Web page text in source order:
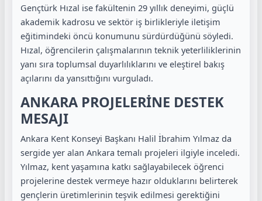
Gençtürk Hızal ise fakültenin 29 yıllık deneyimi, güçlü
akademik kadrosu ve sektör iş birlikleriyle iletişim
eğitimindeki öncü konumunu sürdürdüğünü söyledi.
Hızal, öğrencilerin çalışmalarının teknik yeterliliklerinin
yanı sıra toplumsal duyarlılıklarını ve eleştirel bakış
açılarını da yansıttığını vurguladı.
ANKARA PROJELERİNE DESTEK
MESAJI
Ankara Kent Konseyi Başkanı Halil İbrahim Yılmaz da
sergide yer alan Ankara temalı projeleri ilgiyle inceledi.
Yılmaz, kent yaşamına katkı sağlayabilecek öğrenci
projelerine destek vermeye hazır olduklarını belirterek
gençlerin üretimlerinin teşvik edilmesi gerektiğini